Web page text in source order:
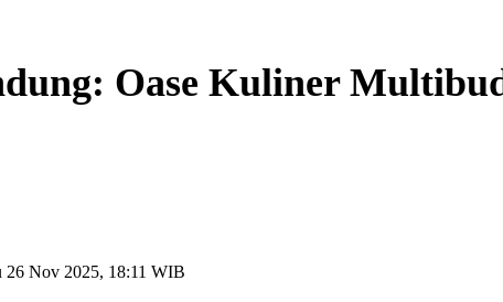
Oase Kuliner
26 Nov 2025, 18:11 WIB